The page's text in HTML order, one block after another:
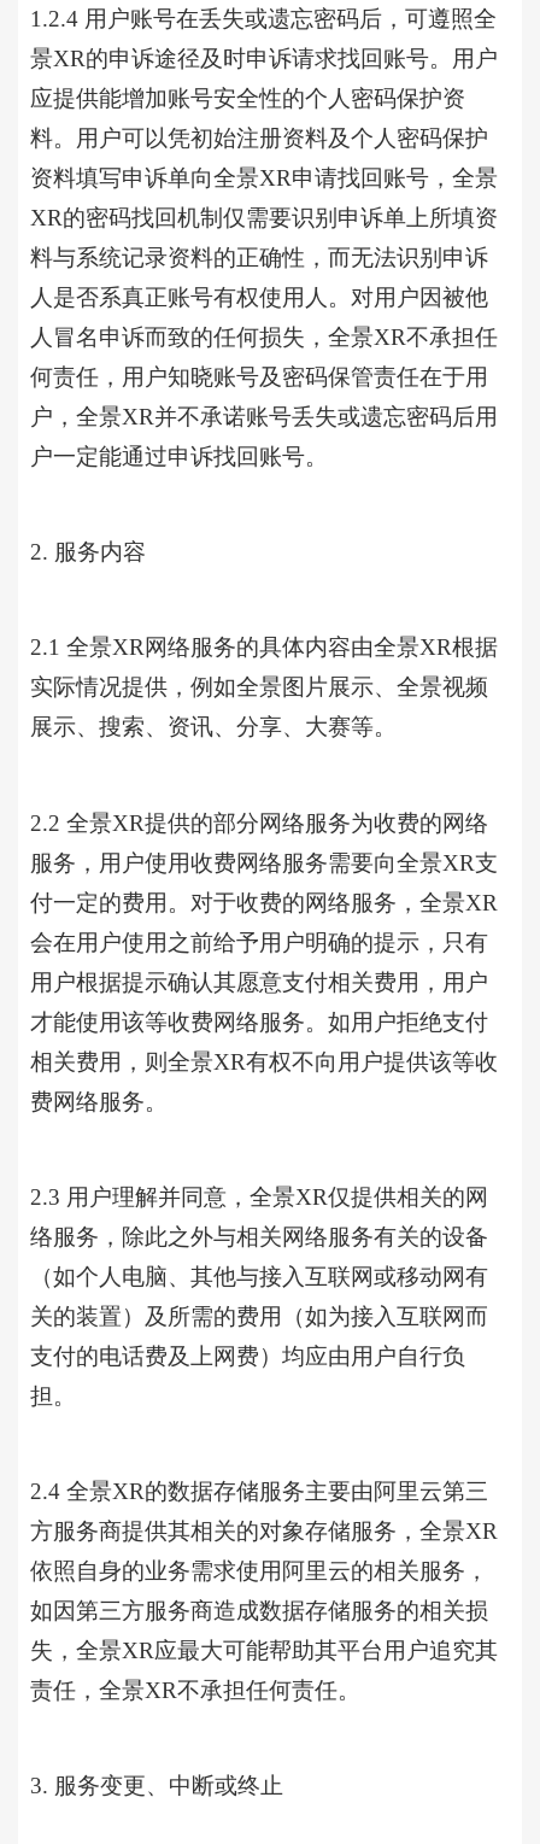
1.2.4 用户账号在丢失或遗忘密码后，可遵照全
景XR的申诉途径及时申诉请求找回账号。用户
应提供能增加账号安全性的个人密码保护资
料。用户可以凭初始注册资料及个人密码保护
资料填写申诉单向全景XR申请找回账号，全景
XR的密码找回机制仅需要识别申诉单上所填资
料与系统记录资料的正确性，而无法识别申诉
人是否系真正账号有权使用人。对用户因被他
人冒名申诉而致的任何损失，全景XR不承担任
何责任，用户知晓账号及密码保管责任在于用
户，全景XR并不承诺账号丢失或遗忘密码后用
户一定能通过申诉找回账号。
2. 服务内容
2.1 全景XR网络服务的具体内容由全景XR根据
实际情况提供，例如全景图片展示、全景视频
展示、搜索、资讯、分享、大赛等。
2.2 全景XR提供的部分网络服务为收费的网络
服务，用户使用收费网络服务需要向全景XR支
付一定的费用。对于收费的网络服务，全景XR
会在用户使用之前给予用户明确的提示，只有
用户根据提示确认其愿意支付相关费用，用户
才能使用该等收费网络服务。如用户拒绝支付
相关费用，则全景XR有权不向用户提供该等收
费网络服务。
2.3 用户理解并同意，全景XR仅提供相关的网
络服务，除此之外与相关网络服务有关的设备
（如个人电脑、其他与接入互联网或移动网有
关的装置）及所需的费用（如为接入互联网而
支付的电话费及上网费）均应由用户自行负
担。
2.4 全景XR的数据存储服务主要由阿里云第三
方服务商提供其相关的对象存储服务，全景XR
依照自身的业务需求使用阿里云的相关服务，
如因第三方服务商造成数据存储服务的相关损
失，全景XR应最大可能帮助其平台用户追究其
责任，全景XR不承担任何责任。
3. 服务变更、中断或终止